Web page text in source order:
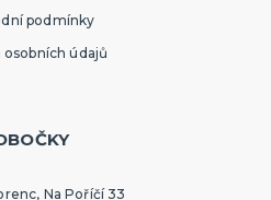
podmínky
osobních údajů
Na Poříčí 33